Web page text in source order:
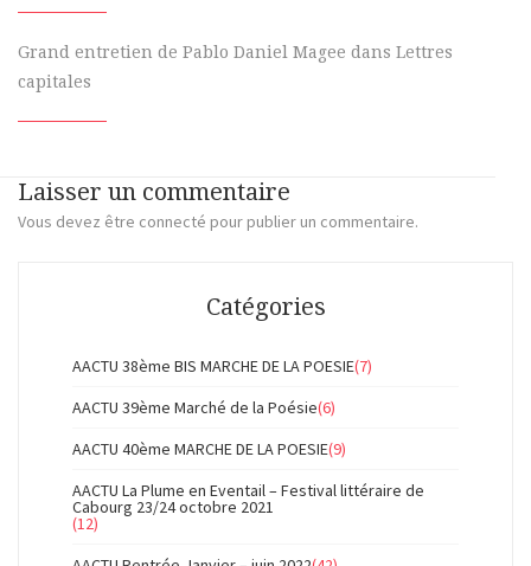
Grand entretien de Pablo Daniel Magee dans Lettres
capitales
Laisser un commentaire
Vous devez être connecté pour publier un commentaire.
Catégories
AACTU 38ème BIS MARCHE DE LA POESIE(7)
AACTU 39ème Marché de la Poésie(6)
AACTU 40ème MARCHE DE LA POESIE(9)
AACTU La Plume en Eventail – Festival littéraire de
Cabourg 23/24 octobre 2021
(12)